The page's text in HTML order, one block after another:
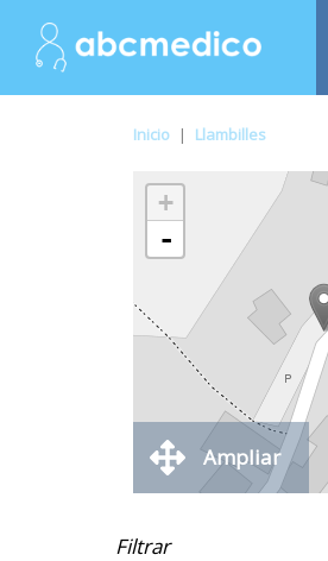
Inicio | Llambilles
+
-
Ampliar
Filtrar